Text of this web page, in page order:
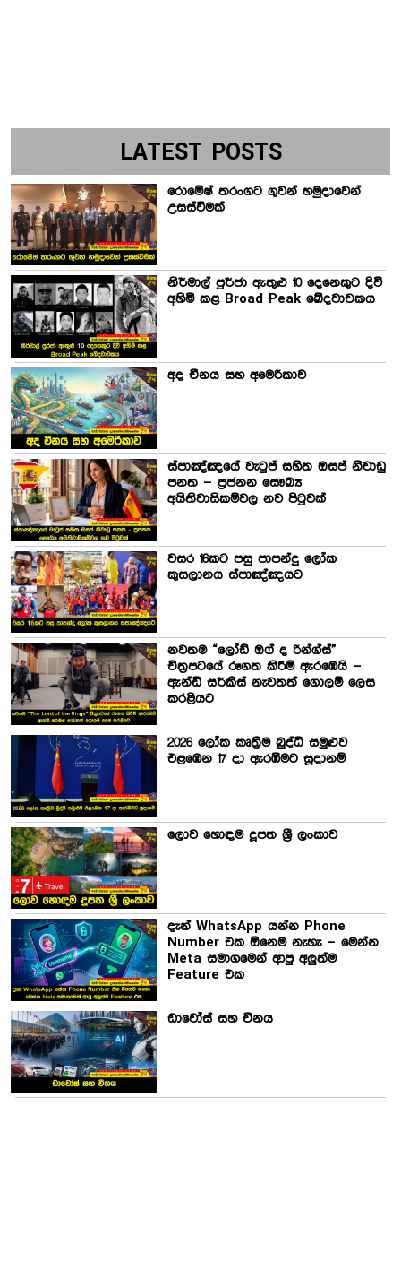
LATEST POSTS
රොමේෂ් තරංගට ගුවන් හමුදාවෙන්
උසස්වීමක්
නිර්මාල් පුර්ජා ඇතුළු 10 දෙනෙකුට දිවි
අහිමි කළ Broad Peak ඛේදවාචකය
අද චීනය සහ අමෙරිකාව
ස්පාඤ්ඤයේ වැටුප් සහිත ඔසප් නිවාඩු
පනත – ප්‍රජනන සෞඛ්‍ය
අයිතිවාසිකම්වල නව පිටුවක්
වසර 16කට පසු පාපන්දු ලෝක
කුසලානය ස්පාඤ්ඤයට
නවතම “ලෝඩ් ඔෆ් ද රින්ග්ස්”
චිත්‍රපටයේ රූගත කිරීම් ඇරඹෙයි –
ඇන්ඩි සර්කිස් නැවතත් ගොලම් ලෙස
කරළියට
2026 ලෝක කෘත්‍රිම බුද්ධි සමුළුව
එළඹෙන 17 දා ඇරඹීමට සූදානම්
ලොව හොඳම දූපත ශ්‍රී ලංකාව
දැන් WhatsApp යන්න Phone
Number එක ඕනෙම නැහැ – මෙන්න
Meta සමාගමෙන් ආපු අලුත්ම
Feature එක
ඩාවෝස් සහ චීනය